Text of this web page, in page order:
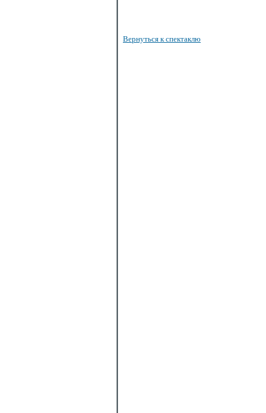
Вернуться к спектаклю